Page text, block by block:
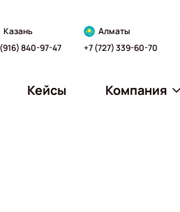
Казань
840-97-47
Алматы
+7 (727) 339-60-70
Кейсы Компания